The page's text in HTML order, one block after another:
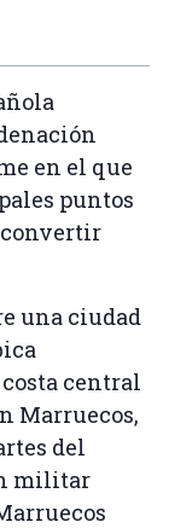
en el que
puntos
una ciudad
central
Marruecos,
del
militar